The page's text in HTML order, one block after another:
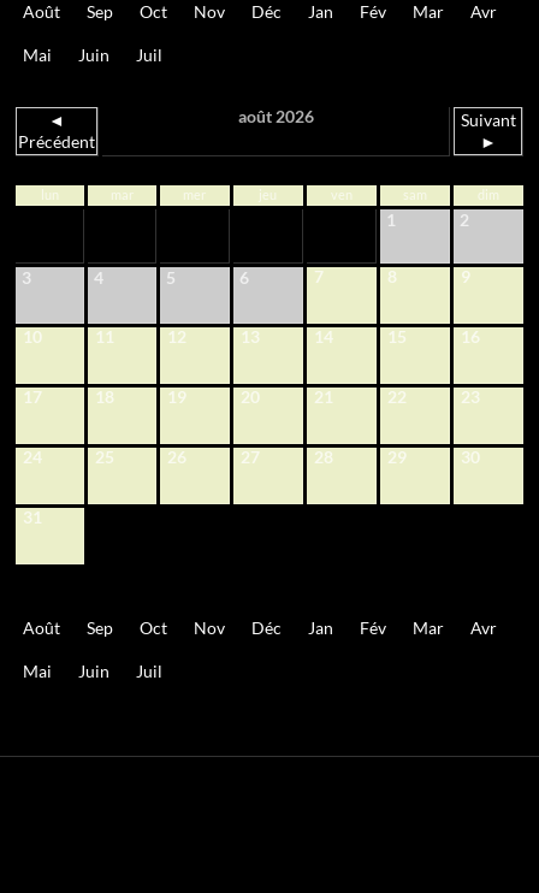
Août Sep Oct Nov Déc Jan Fév Mar Avr
Mai Juin Juil
◄
Précédent
août 2026
Suivant
►
lun mar mer jeu ven sam dim
1 2
3 4 5 6 7 8 9
10 11 12 13 14 15 16
17 18 19 20 21 22 23
24 25 26 27 28 29 30
31
Août Sep Oct Nov Déc Jan Fév Mar Avr
Mai Juin Juil